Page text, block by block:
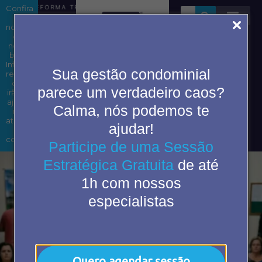
Sua gestão condominial
parece um verdadeiro caos?
Calma, nós podemos te
ajudar!
Participe de uma Sessão
Estratégica Gratuita de até
1h com nossos
especialistas
Confira
as
novidades
em
nosso
blog.
Informações
relevantes
que
irão te
ajudar
nas
atividades
cotidiano.
REFORMA TRIBUTÁRIA EM CONDOMÍNIOS: ENTENDA OS
condômino
2ª Via
de
boleto